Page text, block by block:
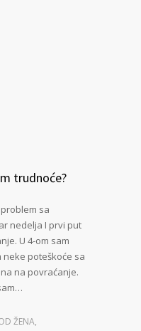
trudnoće?
problem sa
nedelja I prvi put
U 4-om sam
neke poteškoće sa
na povraćanje.
ŽENA,